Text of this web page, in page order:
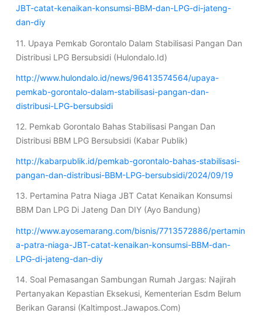
JBT-catat-kenaikan-konsumsi-BBM-dan-LPG-di-jateng-
dan-diy
11. Upaya Pemkab Gorontalo Dalam Stabilisasi Pangan Dan
Distribusi LPG Bersubsidi (Hulondalo.Id)
http://www.hulondalo.id/news/96413574564/upaya-
pemkab-gorontalo-dalam-stabilisasi-pangan-dan-
distribusi-LPG-bersubsidi
12. Pemkab Gorontalo Bahas Stabilisasi Pangan Dan
Distribusi BBM LPG Bersubsidi (Kabar Publik)
http://kabarpublik.id/pemkab-gorontalo-bahas-stabilisasi-
pangan-dan-distribusi-BBM-LPG-bersubsidi/2024/09/19
13. Pertamina Patra Niaga JBT Catat Kenaikan Konsumsi
BBM Dan LPG Di Jateng Dan DIY (Ayo Bandung)
http://www.ayosemarang.com/bisnis/7713572886/pertamin
a-patra-niaga-JBT-catat-kenaikan-konsumsi-BBM-dan-
LPG-di-jateng-dan-diy
14. Soal Pemasangan Sambungan Rumah Jargas: Najirah
Pertanyakan Kepastian Eksekusi, Kementerian Esdm Belum
Berikan Garansi (Kaltimpost.Jawapos.Com)